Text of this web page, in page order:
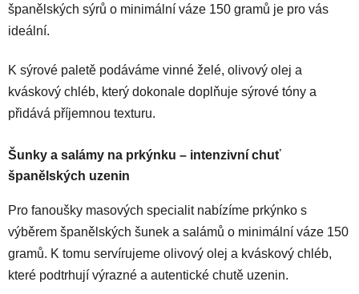
španělských sýrů o minimální váze 150 gramů je pro vás
ideální.
K sýrové paletě podáváme vinné želé, olivový olej a
kváskový chléb, který dokonale doplňuje sýrové tóny a
přidává příjemnou texturu.
Šunky a salámy na prkýnku – intenzivní chuť
španělských uzenin
Pro fanoušky masových specialit nabízíme prkýnko s
výběrem španělských šunek a salámů o minimální váze 150
gramů. K tomu servírujeme olivový olej a kváskový chléb,
které podtrhují výrazné a autentické chutě uzenin.